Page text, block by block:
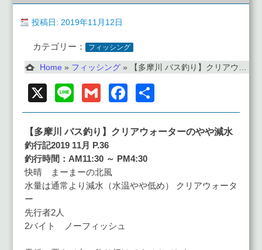
投稿日: 2019年11月12日
カテゴリー： フィッシング
Home » フィッシング » 【多摩川 バス釣り】クリアウォーターのやや減水 2バイト｜釣行記2019 11月 P.36
X Line GmailFacebook
有
【多摩川 バス釣り】 クリアウォーターのやや減水
釣行記2019 11月 P.36
釣行時間：AM11:30 ～ PM4:30
快晴 まーまーの北風
水量は通常より減水（水温やや低め） クリアウォータ
ー
先行者2人
2バイト ノーフィッシュ